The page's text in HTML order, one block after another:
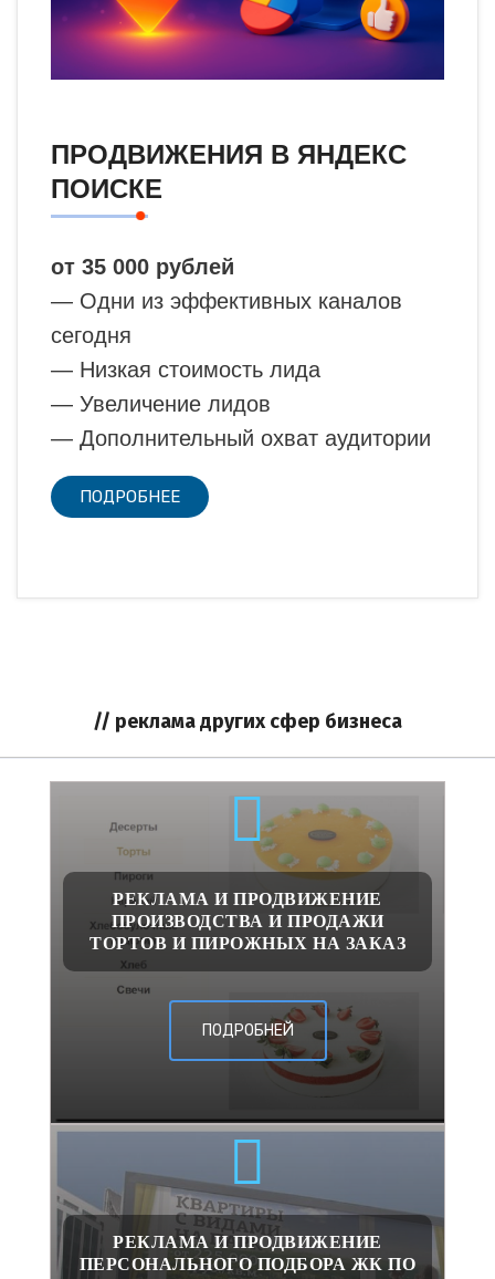
ПРОДВИЖЕНИЯ В ЯНДЕКС
ПОИСКЕ
от 35 000 рублей
— Одни из эффективных каналов
сегодня
— Низкая стоимость лида
— Увеличение лидов
— Дополнительный охват аудитории
ПОДРОБНЕЕ
// реклама других сфер бизнеса
РЕКЛАМА И ПРОДВИЖЕНИЕ
ПРОИЗВОДСТВА И ПРОДАЖИ
ТОРТОВ И ПИРОЖНЫХ НА ЗАКАЗ
ПОДРОБНЕЙ
РЕКЛАМА И ПРОДВИЖЕНИЕ
ПЕРСОНАЛЬНОГО ПОДБОРА ЖК ПО